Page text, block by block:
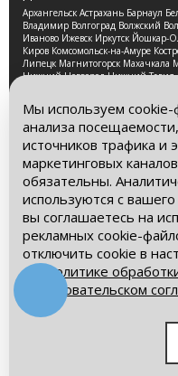
Архангельск Астрахань Барнаул
Владимир Волгоград Волжский
Иваново Ижевск Иркутск Йошкар-
Киров Комсомольск-на-Амуре
Липецк Магнитогорск
Нижний Новгород Нижний Тагил
Санкт-Петербург Саранск
Сургут Таганрог Тамбов Тверь
Хабаровск Чебоксары Челябинск
2026 © Компания
защищены. Обращаем
интернет-сайт носит
характер и ни при
материалы и цены,
публичной офертой,
437 Гражданского
Политика обработки
Пользовательское
Мы в социальных сетях:
Мы используем
анализа
источников трафика и
маркетинговых
обязательны.
используются с вашего
вы соглашаетесь на
рекламных cookie-
отключить cookie в
– в
Политике
Пользовательском